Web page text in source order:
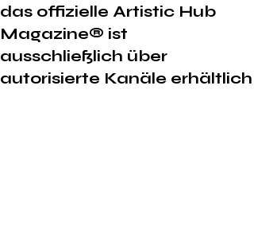
das offizielle Artistic Hub
Magazine® ist
ausschließlich über
autorisierte Kanäle erhältlich